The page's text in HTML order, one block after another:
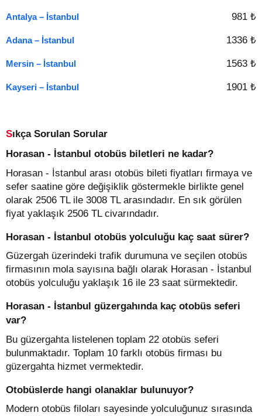
Antalya – İstanbul 981 ₺
Adana – İstanbul 1336 ₺
Mersin – İstanbul 1563 ₺
Kayseri – İstanbul 1901 ₺
Sıkça Sorulan Sorular
Horasan - İstanbul otobüs biletleri ne kadar?
Horasan - İstanbul arası otobüs bileti fiyatları firmaya ve
sefer saatine göre değişiklik göstermekle birlikte genel
olarak 2506 TL ile 3008 TL arasındadır. En sık görülen
fiyat yaklaşık 2506 TL civarındadır.
Horasan - İstanbul otobüs yolculuğu kaç saat sürer?
Güzergah üzerindeki trafik durumuna ve seçilen otobüs
firmasının mola sayısına bağlı olarak Horasan - İstanbul
otobüs yolculuğu yaklaşık 16 ile 23 saat sürmektedir.
Horasan - İstanbul güzergahında kaç otobüs seferi
var?
Bu güzergahta listelenen toplam 22 otobüs seferi
bulunmaktadır. Toplam 10 farklı otobüs firması bu
güzergahta hizmet vermektedir.
Otobüslerde hangi olanaklar bulunuyor?
Modern otobüs filoları sayesinde yolculuğunuz sırasında